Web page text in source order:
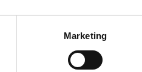
Marketing